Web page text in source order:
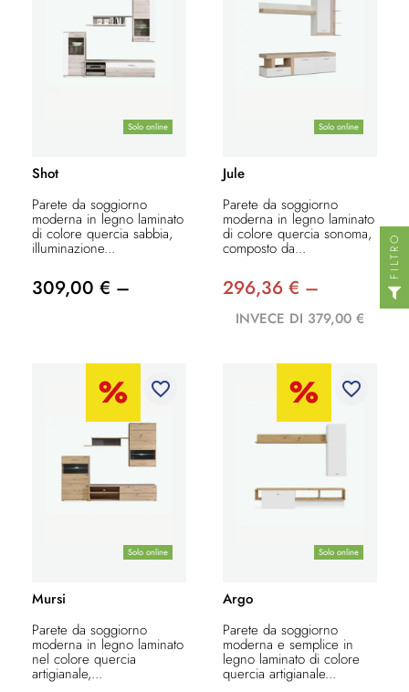
Solo online
Shot
Parete da soggiorno
moderna in legno laminato
di colore quercia sabbia,
illuminazione...
309,00 € –
Solo online
Jule
Parete da soggiorno
moderna in legno laminato
di colore quercia sonoma,
composto da...
296,36 € –
INVECE DI 379,00 €
Solo online
favorite_border
Mursi
Parete da soggiorno
moderna in legno laminato
nel colore quercia
artigianale,...
Solo online
favorite_border
Argo
Parete da soggiorno
moderna e semplice in
legno laminato di colore
quercia artigianale...
FILTRO